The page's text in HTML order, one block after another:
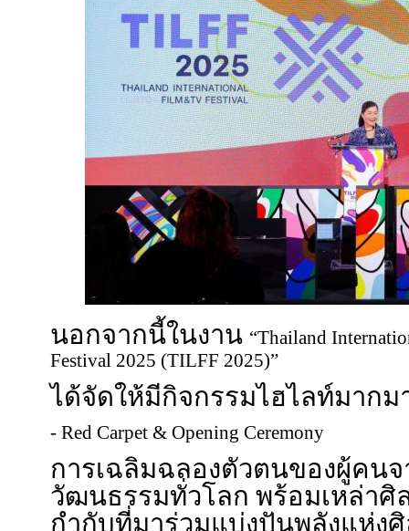
นอกจากนี้ในงาน “Thailand
Festival 2025 (TILFF 2025)”
ได้จัดให้มีกิจกรรมไฮไลท์มาก
- Red Carpet & Opening Ceremony
การเฉลิมฉลองตัวตนของผู้คน
วัฒนธรรมทั่วโลก พร้อมเหล่าศิ
กำกับที่มาร่วมแบ่งปันพลังแห่ง